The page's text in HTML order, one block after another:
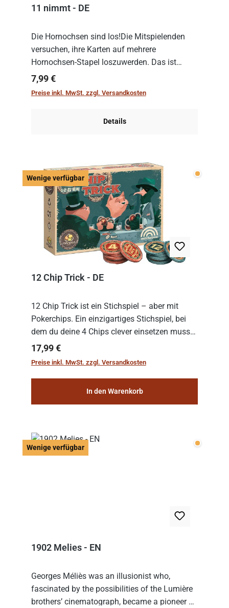
11 nimmt - DE
Die Hornochsen sind los!Die Mitspielenden
versuchen, ihre Karten auf mehrere
Hornochsen-Stapel loszuwerden. Das ist
kniffliger als gedacht, denn die Differenz
zwischen ausgespielter Karte und der
Regulärer Preis:
7,99 €
Preise inkl. MwSt. zzgl. Versandkosten
Details
Wenige verfügbar Wenige
12 Chip Trick - DE
12 Chip Trick ist ein Stichspiel – aber mit
Pokerchips. Ein einzigartiges Stichspiel, bei
dem du deine 4 Chips clever einsetzen musst.
Wer die Chips mit dem höchsten Gesamtwert
hat, gewinnt die Runde. Aber Vorsicht: D...
Regulärer Preis:
17,99 €
Preise inkl. MwSt. zzgl. Versandkosten
In den Warenkorb
Wenige verfügbar Wenige
1902 Melies - EN
Georges Méliès was an illusionist who,
fascinated by the possibilities of the Lumière
brothers’ cinematograph, became a pioneer of